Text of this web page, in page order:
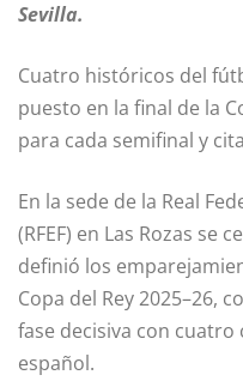
Sevilla.
Cuatro históricos del
puesto en la final de la
para cada semifinal y
En la sede de la Real
(RFEF) en Las Rozas se
definió los
Copa del Rey 2025–26,
fase decisiva con
español.